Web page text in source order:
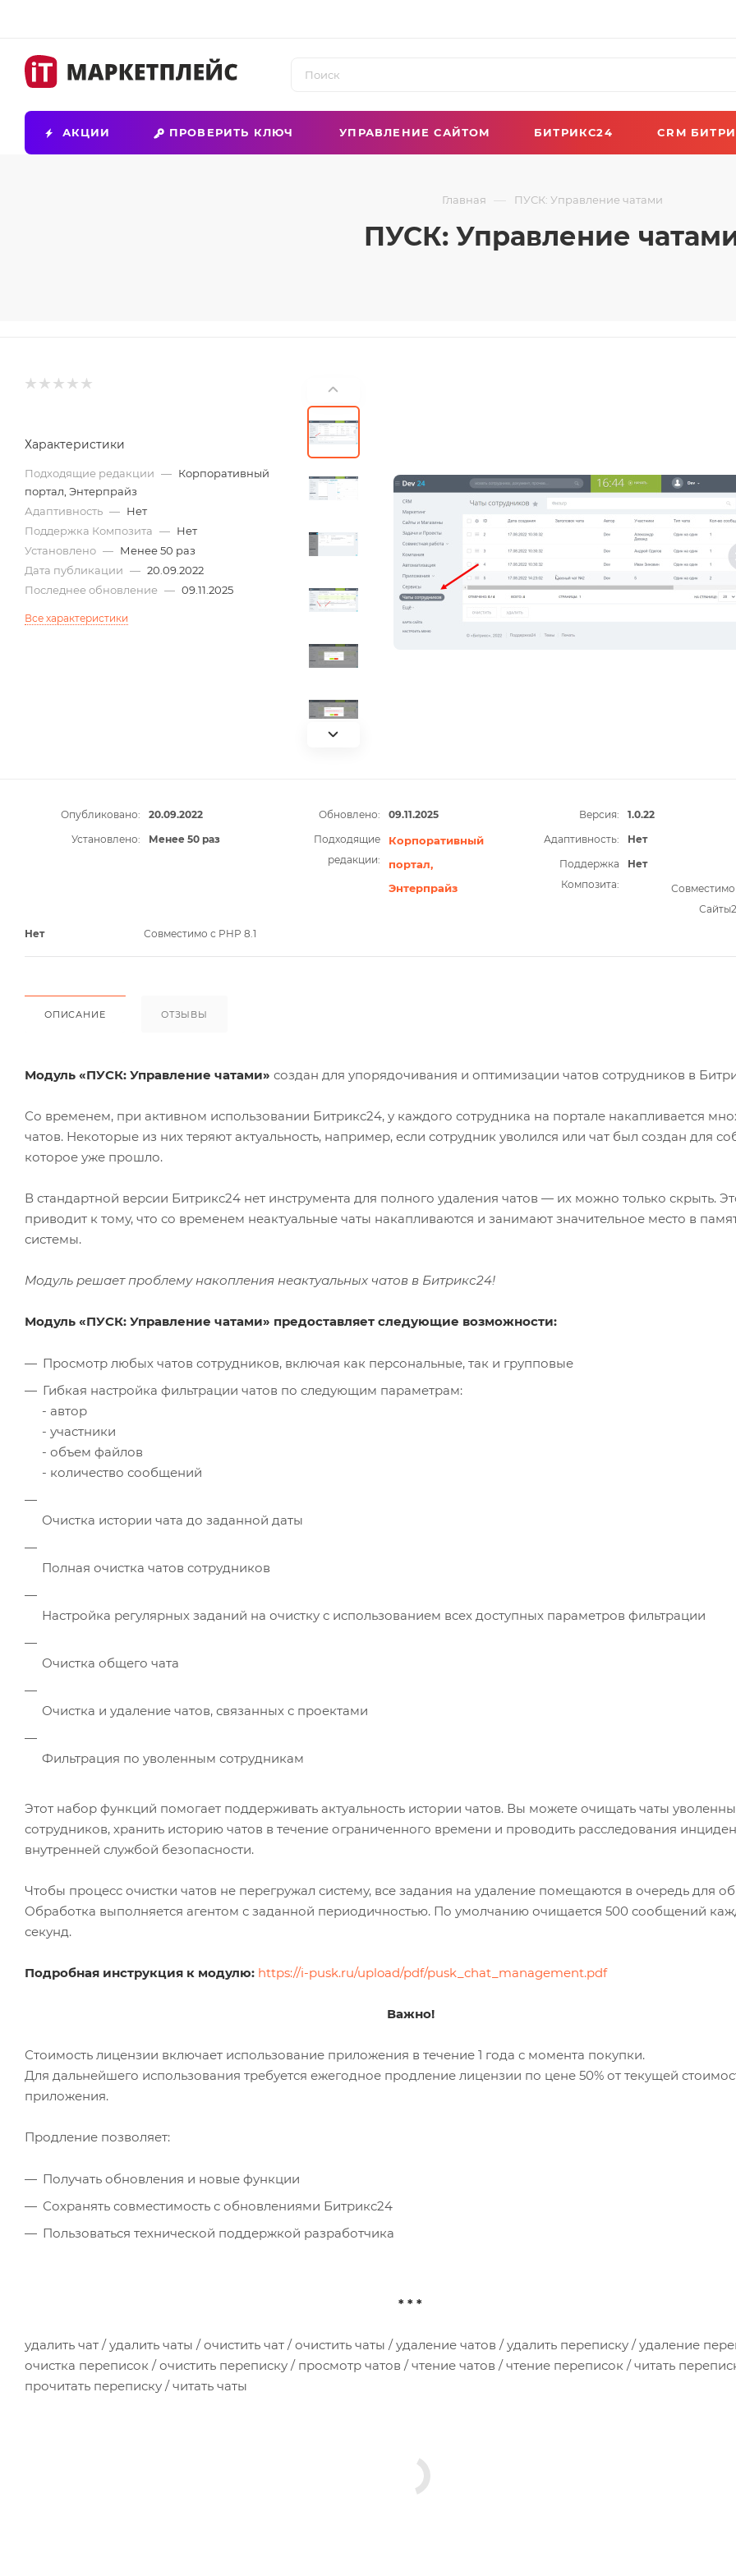
АКЦИИ ПРОВЕРИТЬ КЛЮЧ УПРАВЛЕНИЕ САЙТОМ БИТРИКС24 CRM
Главная — ПУСК: Управление чатами
ПУСК: Управление
Характеристики
Подходящие редакции — Корпоративный
портал, Энтерпрайз
Адаптивность — Нет
Поддержка Композита — Нет
Установлено — Менее 50 раз
Дата публикации — 20.09.2022
Последнее обновление — 09.11.2025
Все характеристики
Опубликовано: 20.09.2022 Обновлено: 09.11.2025 Версия:
1.0.22
Установлено:
Менее 50 раз
Подходящие
редакции:
Корпоративный
портал,
Энтерпрайз
Адаптивность:
Нет
Поддержка
Композита:
Нет
Совместимо
Нет
Совместимо с PHP 8.1
ОПИСАНИЕ ОТЗЫВЫ
Модуль «ПУСК: Управление чатами» создан для упорядочивания и оптимизации чатов сотрудников в
Со временем, при активном использовании Битрикс24, у каждого сотрудника на портале накапливается
чатов. Некоторые из них теряют актуальность, например, если сотрудник уволился или чат был создан для
которое уже прошло.
В стандартной версии Битрикс24 нет инструмента для полного удаления чатов — их можно только скрыть.
приводит к тому, что со временем неактуальные чаты накапливаются и занимают значительное место в
системы.
Модуль решает проблему накопления неактуальных чатов в Битрикс24!
Модуль «ПУСК: Управление чатами» предоставляет следующие возможности:
Просмотр любых чатов сотрудников, включая как персональные, так и групповые
Гибкая настройка фильтрации чатов по следующим параметрам:
- автор
- участники
- объем файлов
- количество сообщений
Очистка истории чата до заданной даты
Полная очистка чатов сотрудников
Настройка регулярных заданий на очистку с использованием всех доступных параметров фильтрации
Очистка общего чата
Очистка и удаление чатов, связанных с проектами
Фильтрация по уволенным сотрудникам
Этот набор функций помогает поддерживать актуальность истории чатов. Вы можете очищать чаты
сотрудников, хранить историю чатов в течение ограниченного времени и проводить расследования
внутренней службой безопасности.
Чтобы процесс очистки чатов не перегружал систему, все задания на удаление помещаются в очередь для
Обработка выполняется агентом с заданной периодичностью. По умолчанию очищается 500 сообщений
секунд.
Подробная инструкция к модулю: https://i-pusk.ru/upload/pdf/pusk_chat_management.pdf
Важно!
Стоимость лицензии включает использование приложения в течение 1 года с момента покупки.
Для дальнейшего использования требуется ежегодное продление лицензии по цене 50% от текущей
приложения.
Продление позволяет:
Получать обновления и новые функции
Сохранять совместимость с обновлениями Битрикс24
Пользоваться технической поддержкой разработчика
* * *
удалить чат / удалить чаты / очистить чат / очистить чаты / удаление чатов / удалить переписку / удаление
очистка переписок / очистить переписку / просмотр чатов / чтение чатов / чтение переписок / читать
прочитать переписку / читать чаты